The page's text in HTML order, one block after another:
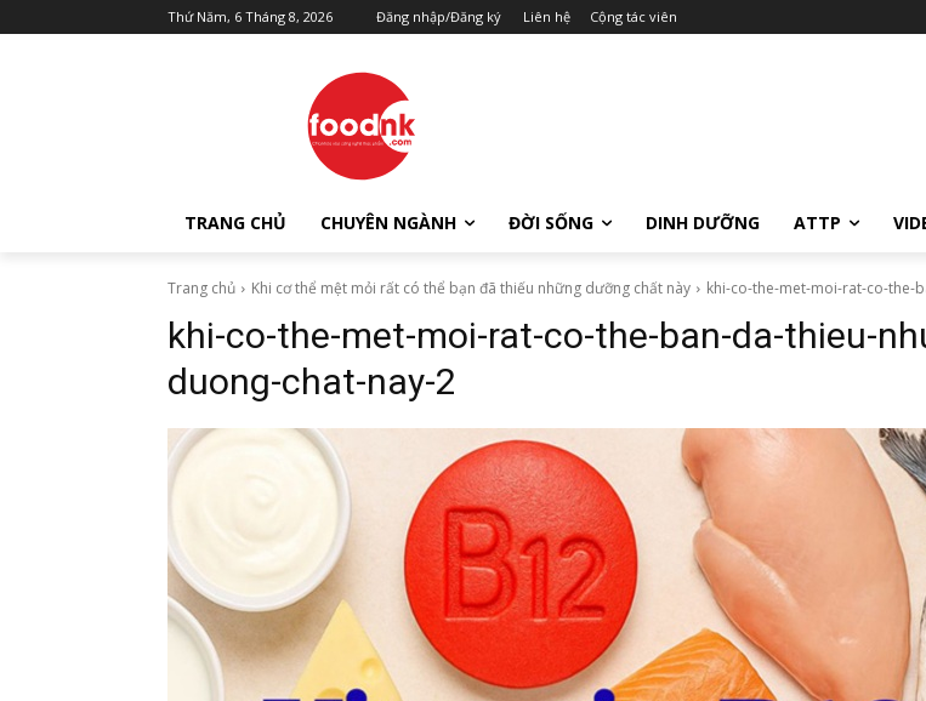
Thứ Năm, 6 Tháng 8, 2026 Đăng nhập/Đăng ký Liên hệ Cộng tác viên
TRANG CHỦ CHUYÊN NGÀNH ĐỜI SỐNG DINH DƯỠNG ATTP
Trang chủ Khi cơ thể mệt mỏi rất có thể bạn đã thiếu những dưỡng chất này khi-co-the-met-moi-rat-co-the-
khi-co-the-met-moi-rat-co-the-ban-da-thieu-
duong-chat-nay-2